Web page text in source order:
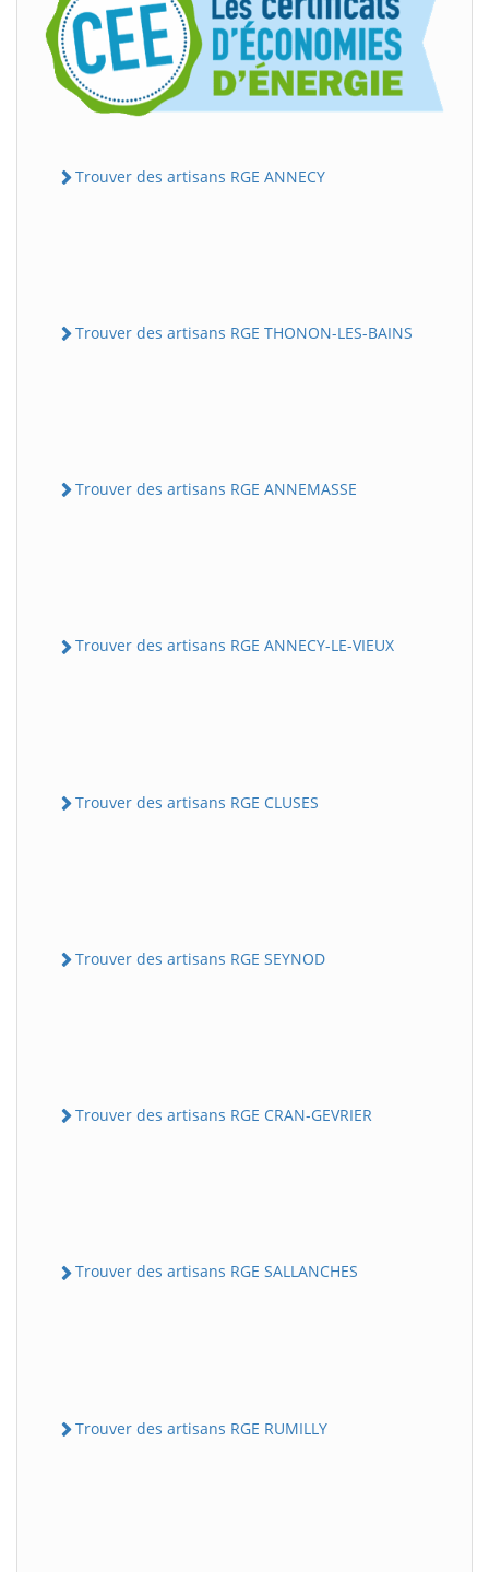
Trouver des artisans RGE ANNECY
Trouver des artisans RGE THONON-LES-BAINS
Trouver des artisans RGE ANNEMASSE
Trouver des artisans RGE ANNECY-LE-VIEUX
Trouver des artisans RGE CLUSES
Trouver des artisans RGE SEYNOD
Trouver des artisans RGE CRAN-GEVRIER
Trouver des artisans RGE SALLANCHES
Trouver des artisans RGE RUMILLY